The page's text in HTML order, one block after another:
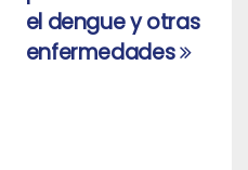
el dengue y otras
enfermedades